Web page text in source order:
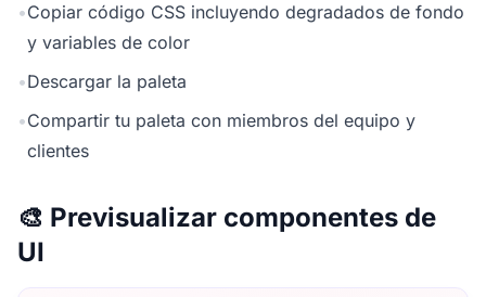
•Copiar código CSS incluyendo degradados de fondo
y variables de color
•Descargar la paleta
•Compartir tu paleta con miembros del equipo y
clientes
🎨 Previsualizar componentes de
UI